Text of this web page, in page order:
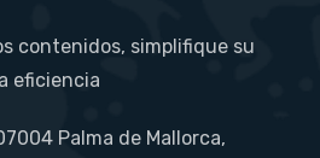
contenidos, simplifique su
eficiencia
Palma de Mallorca,